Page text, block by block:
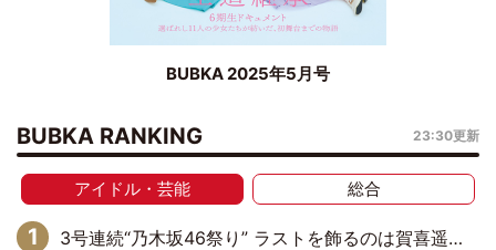
BUBKA 2025年5月号
BUBKA RANKING 23:30更新
アイドル・芸能 総合
3号連続“乃木坂46祭り” ラストを飾るのは賀喜遥香…5年ぶりの登場に「5年分大人になった私を見ていただけたら」